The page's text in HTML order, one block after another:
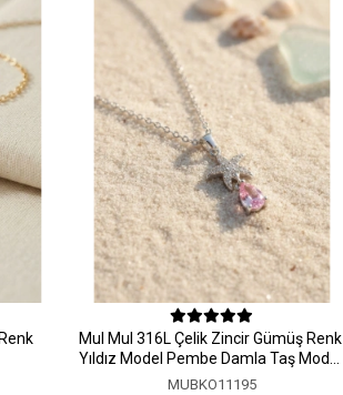
MuI MuI 316L Çelik Zincir Gümüş Renk
Yıldız Model Pembe Damla Taş Model
MUBKO11195